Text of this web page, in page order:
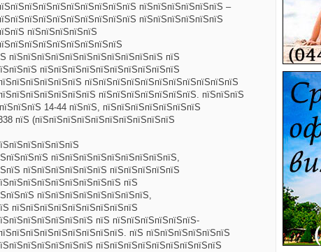
пїЅпїЅпїЅпїЅпїЅпїЅ –
пїЅпїЅпїЅпїЅпїЅпїЅ
пїЅпїЅпїЅпїЅпїЅ
пїЅпїЅпїЅпїЅпїЅпїЅпїЅпїЅпїЅпїЅпїЅ пїЅ
пїЅпїЅпїЅпїЅпїЅпїЅпїЅпїЅпїЅпїЅ
пїЅпїЅпїЅпїЅпїЅпїЅпїЅпїЅпїЅпїЅпїЅ
пїЅпїЅпїЅпїЅпїЅпїЅпїЅ. пїЅпїЅпїЅ
14-44 пїЅпїЅ, пїЅпїЅпїЅпїЅпїЅпїЅпїЅ
пїЅ (пїЅпїЅпїЅпїЅпїЅпїЅпїЅпїЅпїЅпїЅ
пїЅпїЅпїЅпїЅпїЅпїЅпїЅпїЅпїЅ,
пїЅпїЅпїЅпїЅпїЅпїЅ пїЅпїЅпїЅпїЅпїЅ
пїЅ
пїЅпїЅпїЅпїЅпїЅпїЅпїЅпїЅ,
пїЅпїЅпїЅпїЅпїЅпїЅпїЅпїЅпїЅ
пїЅ пїЅпїЅпїЅпїЅпїЅпїЅ-
пїЅ пїЅпїЅпїЅпїЅпїЅпїЅ
пїЅпїЅпїЅпїЅпїЅпїЅпїЅпїЅпїЅ